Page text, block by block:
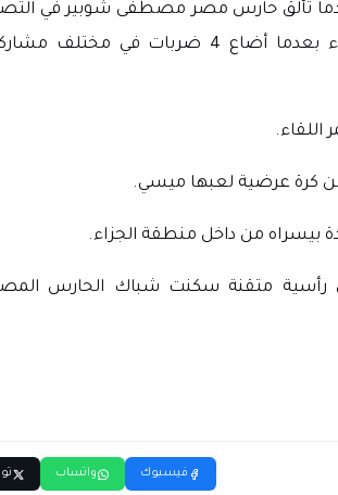
الأرجنتيني ليونيل ميسي ضربة جزاء في الدقيقة 21 بعدما تألق حارس مصر مصطفى شوبير في
لها، ليصبح أكثر لاعب في تاريخ كأس العالم يضيع ضربات جزاء بعدما أضاع 4 ضربات في
من رأسية متقنة سكنت شباك الحارس
فيسبوك واتساب